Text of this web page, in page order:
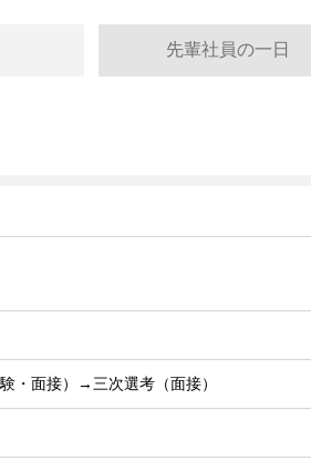
先輩社員の一日
・面接）→三次選考（面接）